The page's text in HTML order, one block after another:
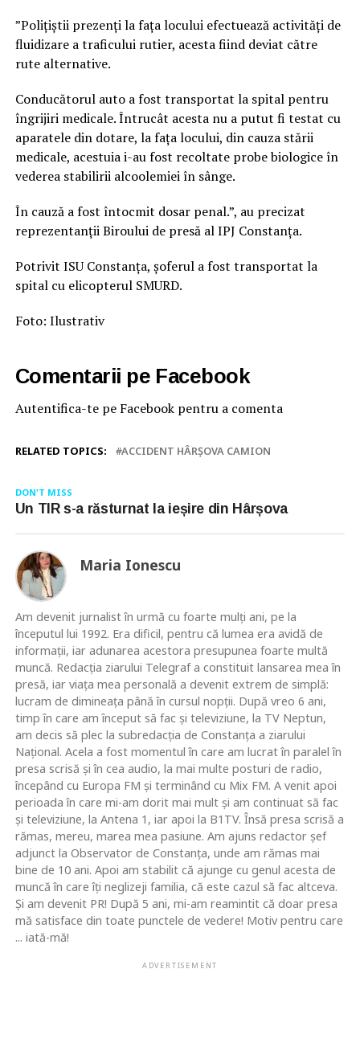
”Polițiștii prezenți la fața locului efectuează activități de
fluidizare a traficului rutier, acesta fiind deviat către
rute alternative.
Conducătorul auto a fost transportat la spital pentru
îngrijiri medicale. Întrucât acesta nu a putut fi testat cu
aparatele din dotare, la fața locului, din cauza stării
medicale, acestuia i-au fost recoltate probe biologice în
vederea stabilirii alcoolemiei în sânge.
În cauză a fost întocmit dosar penal.”, au precizat
reprezentanții Biroului de presă al IPJ Constanța.
Potrivit ISU Constanța, șoferul a fost transportat la
spital cu elicopterul SMURD.
Foto: Ilustrativ
Comentarii pe Facebook
Autentifica-te pe Facebook pentru a comenta
RELATED TOPICS: ACCIDENT HÂRȘOVA CAMION
DON'T MISS
Un TIR s-a răsturnat la ieșire din Hârșova
Maria Ionescu
Am devenit jurnalist în urmă cu foarte mulţi ani, pe la
începutul lui 1992. Era dificil, pentru că lumea era avidă de
informaţii, iar adunarea acestora presupunea foarte multă
muncă. Redacţia ziarului Telegraf a constituit lansarea mea în
presă, iar viaţa mea personală a devenit extrem de simplă:
lucram de dimineaţa până în cursul nopţii. După vreo 6 ani,
timp în care am început să fac şi televiziune, la TV Neptun,
am decis să plec la subredacţia de Constanţa a ziarului
Naţional. Acela a fost momentul în care am lucrat în paralel în
presa scrisă şi în cea audio, la mai multe posturi de radio,
începând cu Europa FM şi terminând cu Mix FM. A venit apoi
perioada în care mi-am dorit mai mult şi am continuat să fac
şi televiziune, la Antena 1, iar apoi la B1TV. Însă presa scrisă a
rămas, mereu, marea mea pasiune. Am ajuns redactor şef
adjunct la Observator de Constanţa, unde am rămas mai
bine de 10 ani. Apoi am stabilit că ajunge cu genul acesta de
muncă în care îţi neglizeji familia, că este cazul să fac altceva.
Şi am devenit PR! După 5 ani, mi-am reamintit că doar presa
mă satisface din toate punctele de vedere! Motiv pentru care
... iată-mă!
ADVERTISEMENT